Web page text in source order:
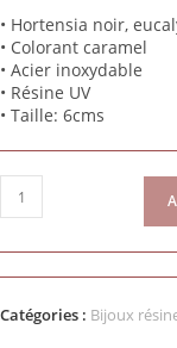
• Hortensia noir,
• Colorant caramel
• Acier inoxydable
• Résine UV
• Taille: 6cms
Catégories : Bijoux